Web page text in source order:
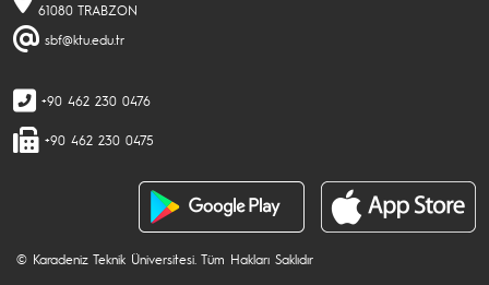
61080 TRABZON
sbf@ktu.edu.tr
+90 462 230 0476
+90 462 230 0475
© Karadeniz Teknik Üniversitesi. Tüm Hakları Saklıdır